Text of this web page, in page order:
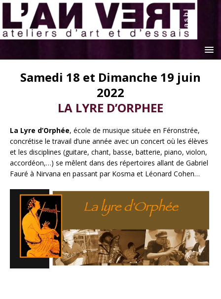
Samedi 18 et Dimanche 19 juin
2022
LA LYRE D’ORPHEE
La Lyre d’Orphée, école de musique située en Féronstrée,
concrétise le travail d’une année avec un concert où les élèves
et les disciplines (guitare, chant, basse, batterie, piano, violon,
accordéon,…) se mêlent dans des répertoires allant de Gabriel
Fauré à Nirvana en passant par Kosma et Léonard Cohen…